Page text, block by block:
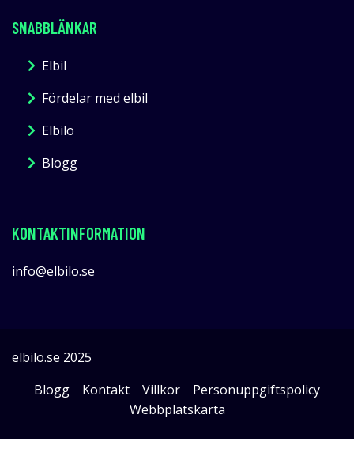
SNABBLÄNKAR
Elbil
Fördelar med elbil
Elbilo
Blogg
KONTAKTINFORMATION
info@elbilo.se
elbilo.se 2025
Blogg
Kontakt Villkor
Personuppgiftspolicy
Webbplatskarta